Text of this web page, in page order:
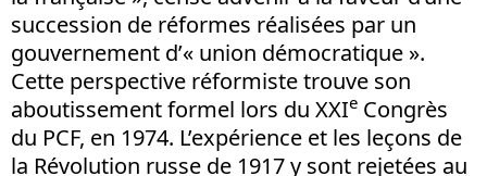
succession de réformes réalisées par un
gouvernement d’« union démocratique ».
Cette perspective réformiste trouve son
aboutissement formel lors du XXIe Congrès
du PCF, en 1974. L’expérience et les leçons de
la Révolution russe de 1917 y sont rejetées au